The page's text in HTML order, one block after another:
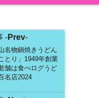
-Prev-
名物鍋焼きうどん
とり」1949年創業
舗は食べログうど
名店2024